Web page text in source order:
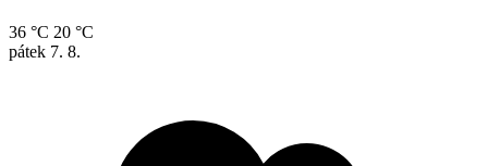
36 °C 20 °C
pátek 7. 8.